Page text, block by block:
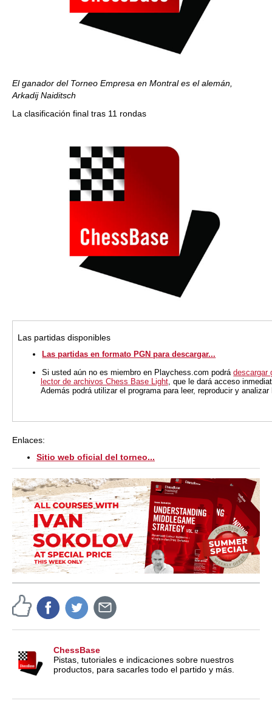
El ganador del Torneo Empresa en Montral es el alemán,
Arkadij Naiditsch
La clasificación final tras 11 rondas
Las partidas disponibles
Las partidas en formato PGN para descargar...
Si usted aún no es miembro en Playchess.com podrádescargar
lector de archivos Chess Base Light, que le dará acceso
Además podrá utilizar el programa para leer, reproducir y
Enlaces:
Sitio web oficial del torneo...
ChessBase
Pistas, tutoriales e indicaciones sobre nuestros
productos, para sacarles todo el partido y más.